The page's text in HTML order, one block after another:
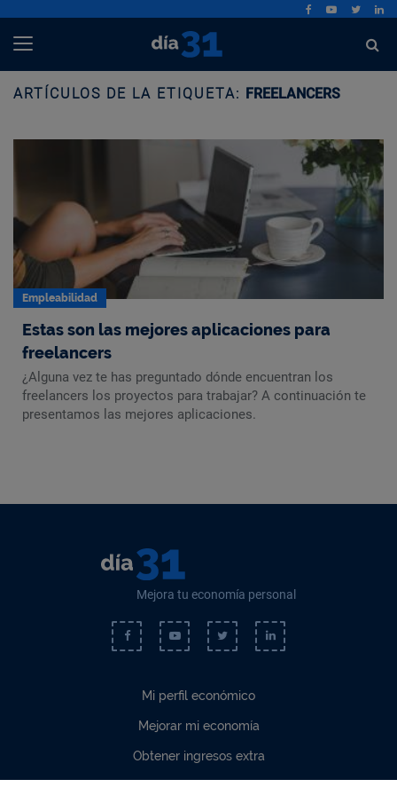
ARTÍCULOS DE LA ETIQUETA: FREELANCERS
Empleabilidad
Estas son las mejores aplicaciones para
freelancers
¿Alguna vez te has preguntado dónde encuentran los
freelancers los proyectos para trabajar? A continuación te
presentamos las mejores aplicaciones.
Mejora tu economía personal
Mi perfil económico
Mejorar mi economía
Obtener ingresos extra